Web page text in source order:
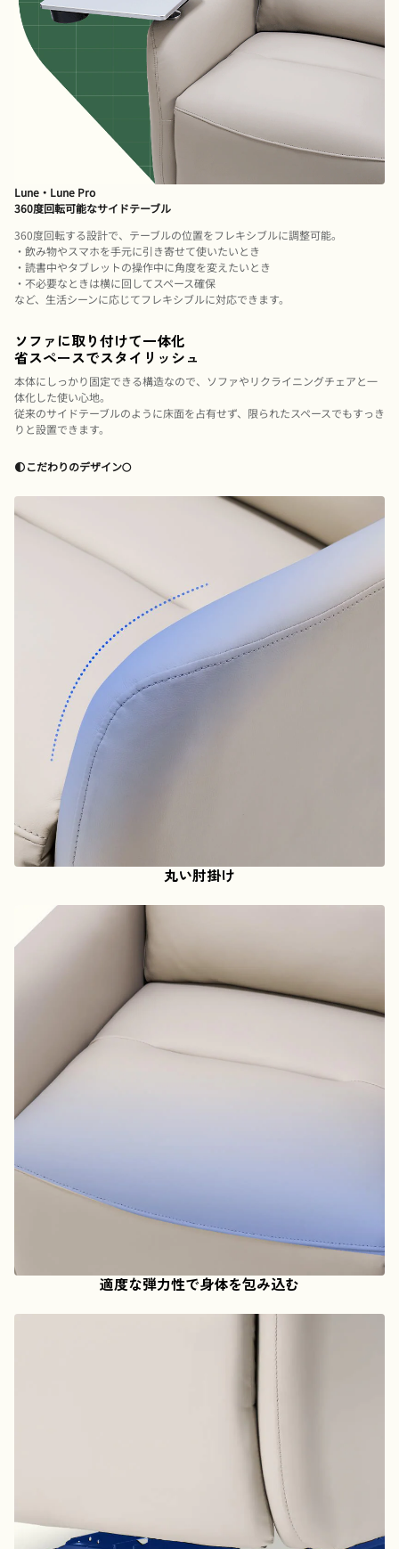
Lune・Lune Pro
360度回転可能なサイドテーブル
360度回転する設計で、テーブルの位置をフレキシブルに調整可能。
・飲み物やスマホを手元に引き寄せて使いたいとき
・読書中やタブレットの操作中に角度を変えたいとき
・不必要なときは横に回してスペース確保
など、生活シーンに応じてフレキシブルに対応できます。
ソファに取り付けて一体化
省スペースでスタイリッシュ
本体にしっかり固定できる構造なので、ソファやリクライニングチェアと一
体化した使い心地。
従来のサイドテーブルのように床面を占有せず、限られたスペースでもすっき
りと設置できます。
🌓こだわりのデザイン🌕
丸い肘掛け
適度な弾力性で身体を包み込む